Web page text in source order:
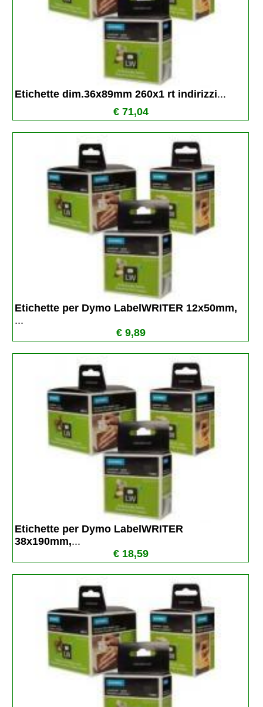
Etichette dim.36x89mm 260x1 rt indirizzi...
€ 71,04
Etichette per Dymo LabelWRITER 12x50mm,
...
€ 9,89
Etichette per Dymo LabelWRITER
38x190mm,...
€ 18,59